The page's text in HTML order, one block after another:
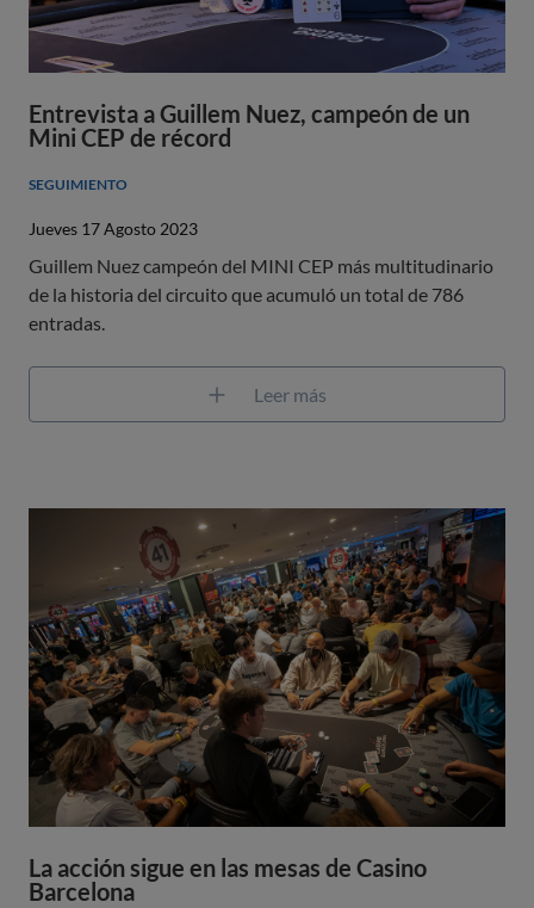
Entrevista a Guillem Nuez, campeón de un
Mini CEP de récord
SEGUIMIENTO
Jueves 17 Agosto 2023
Guillem Nuez campeón del MINI CEP más multitudinario
de la historia del circuito que acumuló un total de 786
entradas.
Leer más
La acción sigue en las mesas de Casino
Barcelona